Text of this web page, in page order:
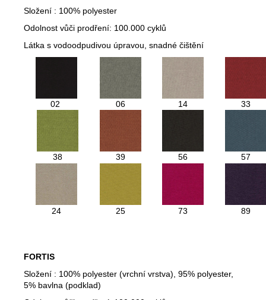
Složení : 100% polyester
Odolnost vůči prodření: 100.000 cyklů
Látka s vodoodpudivou úpravou, snadné čištění
02 06 14 33
38 39 56 57
24 25 73 89
FORTIS
Složení : 100% polyester (vrchní vrstva), 95% polyester,
5% bavlna (podklad)